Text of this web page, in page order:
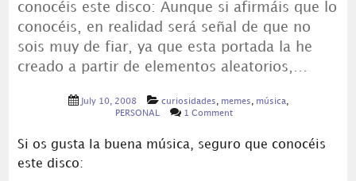
conocéis este disco: Aunque si afirmáis que lo
conocéis, en realidad será señal de que no
sois muy de fiar, ya que esta portada la he
creado a partir de elementos aleatorios,…
July 10, 2008 curiosidades , memes , música,
PERSONAL
1 Comment
Si os gusta la buena música, seguro que conocéis
este disco: